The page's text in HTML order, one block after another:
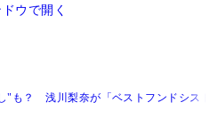
ウで開く
"も？ 浅川梨奈が「ベストフンドシス